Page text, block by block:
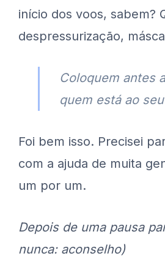
início dos voos, sabem?
despressurização,
Coloquem antes
quem está ao
Foi bem isso. Precisei
com a ajuda de muita
um por um.
Depois de uma pausa
nunca: aconselho)